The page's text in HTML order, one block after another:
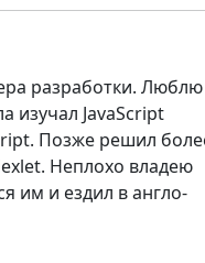
разработки. Люблю
изучал JavaScript
Позже решил
Неплохо владею
им и ездил в англо-